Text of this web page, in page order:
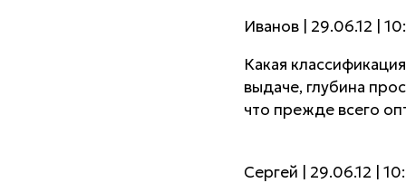
Иванов | 29.06.12 |
Какая
выдаче, глубина
что прежде всего
Сергей | 29.06.12 |